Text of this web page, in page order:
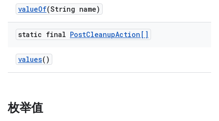
valueOf(String name)
static final PostCleanupAction[]
values()
枚举值